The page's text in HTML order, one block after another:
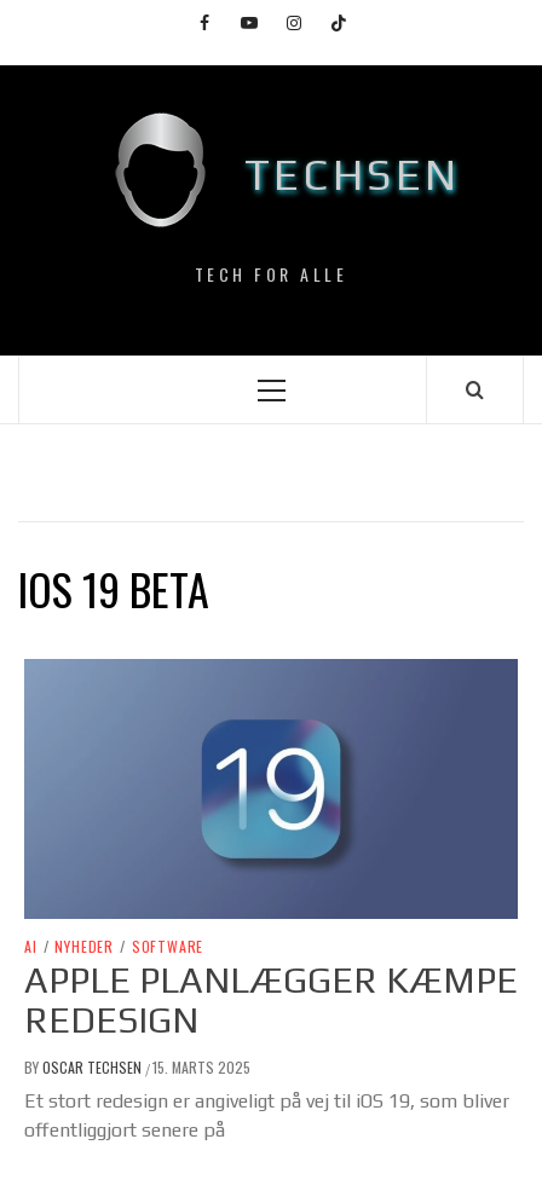
content
FacebookYouTubeInstagramTikTok
TECHSEN
TECH FOR ALLE
Primary
IOS 19 BETA
AI / NYHEDER / SOFTWARE
APPLE PLANLÆGGER KÆMPE
REDESIGN
BYOSCAR TECHSEN /15. MARTS 2025
Et stort redesign er angiveligt på vej til iOS 19, som bliver
offentliggjort senere på